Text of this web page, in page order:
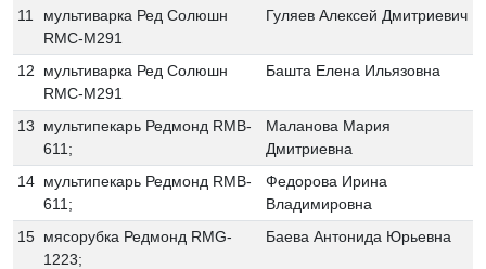
11
мультиварка Ред Солюшн
RMC-M291
Гуляев Алексей Дмитриевич
12
мультиварка Ред Солюшн
RMC-M291
Башта Елена Ильязовна
13
мультипекарь Редмонд RMB-
611;
Маланова Мария
Дмитриевна
14 мультипекарь Редмонд RMB-
611;
Федорова Ирина
Владимировна
15 мясорубка Редмонд RMG-
1223;
Баева Антонида Юрьевна